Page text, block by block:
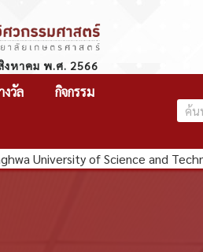
หาคม พ.ศ. 2566
งวัล กิจกรรม
University of Science and